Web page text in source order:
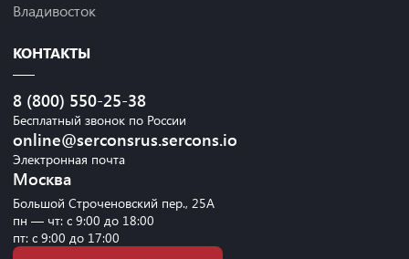
Владивосток
КОНТАКТЫ
8 (800) 550-25-38
Бесплатный звонок по России
online@serconsrus.sercons.io
Электронная почта
Москва
Большой Строченовский пер., 25А
пн — чт: с 9:00 до 18:00
пт: с 9:00 до 17:00